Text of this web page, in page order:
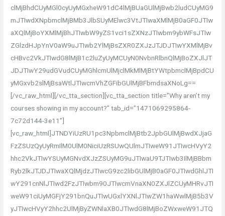
clMjBhdCUyMGl0cyUyMGxheW91dC4lMjBUaGUlMjBwb2ludCUyMG9
mJTIwdXNpbmclMjBMb3JlbSUyMElwc3VtJTIwaXMlMjB0aGF0JTIw
aXQlMjBoYXMlMjBhJTIwbW9yZS1vci1sZXNzJTIwbm9ybWFsJTIw
ZGlzdHJpYnV0aW9uJTIwb2YlMjBsZXR0ZXJzJTJDJTIwYXMlMjBv
cHBvc2VkJTIwdG8lMjB1c2luZyUyMCUyN0NvbnRlbnQlMjBoZXJlJT
JDJTIwY29udGVudCUyMGhlcmUlMjclMkMlMjBtYWtpbmclMjBpdCU
yMGxvb2slMjBsaWtlJTIwcmVhZGFibGUlMjBFbmdsaXNoLg==
[/vc_raw_html][/vc_tta_section][vc_tta_section title=”Why aren’t my
courses showing in my account?” tab_id=”1471069295864-
7c72d144-3e11″]
[vc_raw_html]JTNDYiUzRU1pc3NpbmclMjBtb2JpbGUlMjBwdXJjaG
FzZSUzQyUyRmIlM0UlM0NiciUzRSUwQUlmJTIweW91JTIwcHVyY2
hhc2VkJTIwYSUyMGNvdXJzZSUyMG9uJTIwaU9TJTIwb3IlMjBBbm
Ryb2lkJTJDJTIwaXQlMjdzJTIwcG9zc2libGUlMjB0aGF0JTIwdGhlJTI
wY291cnNlJTIwd2FzJTIwbm90JTIwcmVnaXN0ZXJlZCUyMHRvJTI
weW91ciUyMGFjY291bnQuJTIwUGxlYXNlJTIwZW1haWwlMjB5b3V
yJTIwcHVyY2hhc2UlMjByZWNlaXB0JTIwdG8lMjBoZWxweW91JTQ